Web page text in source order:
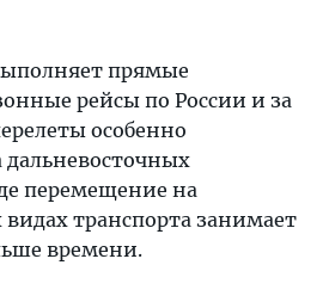
прямые
рейсы по России и за
особенно
дальневосточных
перемещение на
транспорта занимает
времени.